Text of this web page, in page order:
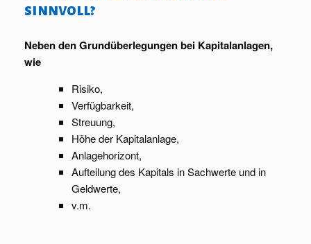
sinnvoll?
Neben den Grundüberlegungen bei Kapitalanlagen,
wie
Risiko,
Verfügbarkeit,
Streuung,
Höhe der Kapitalanlage,
Anlagehorizont,
Aufteilung des Kapitals in Sachwerte und in
Geldwerte,
v.m.